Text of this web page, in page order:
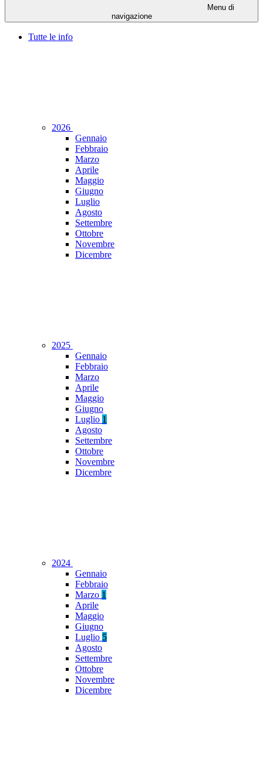
Menu di
navigazione
Tutte le info
2026
Gennaio
Febbraio
Marzo
Aprile
Maggio
Giugno
Luglio
Agosto
Settembre
Ottobre
Novembre
Dicembre
2025
Gennaio
Febbraio
Marzo
Aprile
Maggio
Giugno
Luglio 1
Agosto
Settembre
Ottobre
Novembre
Dicembre
2024
Gennaio
Febbraio
Marzo 1
Aprile
Maggio
Giugno
Luglio 5
Agosto
Settembre
Ottobre
Novembre
Dicembre